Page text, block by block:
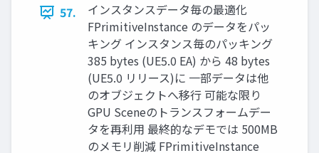
57.
インスタンスデータ毎の最適化
FPrimitiveInstance のデータをパッ
キング インスタンス毎のパッキング
385 bytes (UE5.0 EA) から 48 bytes
(UE5.0 リリース)に 一部データは他
のオブジェクトへ移行 可能な限り
GPU Sceneのトランスフォームデー
タを再利用 最終的なデモでは 500MB
のメモリ削減 FPrimitiveInstance